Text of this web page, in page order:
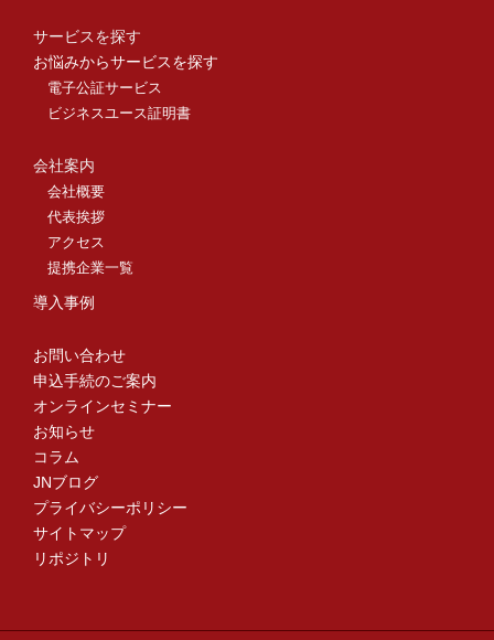
サービスを探す
お悩みからサービスを探す
電子公証サービス
ビジネスユース証明書
会社案内
会社概要
代表挨拶
アクセス
提携企業一覧
導入事例
お問い合わせ
申込手続のご案内
オンラインセミナー
お知らせ
コラム
JNブログ
プライバシーポリシー
サイトマップ
リポジトリ